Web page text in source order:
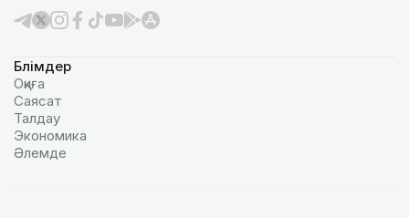
Бөлімдер
Оқиға
Саясат
Талдау
Экономика
Әлемде